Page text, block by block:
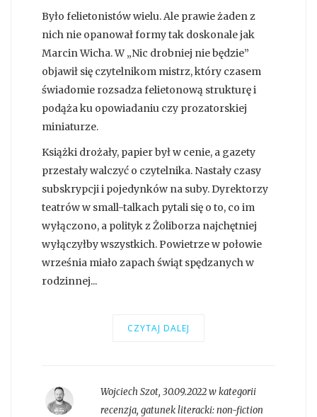
Było felietonistów wielu. Ale prawie żaden z
nich nie opanował formy tak doskonale jak
Marcin Wicha. W „Nic drobniej nie będzie”
objawił się czytelnikom mistrz, który czasem
świadomie rozsadza felietonową strukturę i
podąża ku opowiadaniu czy prozatorskiej
miniaturze.
Książki drożały, papier był w cenie, a gazety
przestały walczyć o czytelnika. Nastały czasy
subskrypcji i pojedynków na suby. Dyrektorzy
teatrów w small-talkach pytali się o to, co im
wyłączono, a polityk z Żoliborza najchętniej
wyłączyłby wszystkich. Powietrze w połowie
września miało zapach świąt spędzanych w
rodzinnej...
CZYTAJ DALEJ
Wojciech Szot, 30.09.2022 w kategorii
recenzja, gatunek literacki:non-fiction